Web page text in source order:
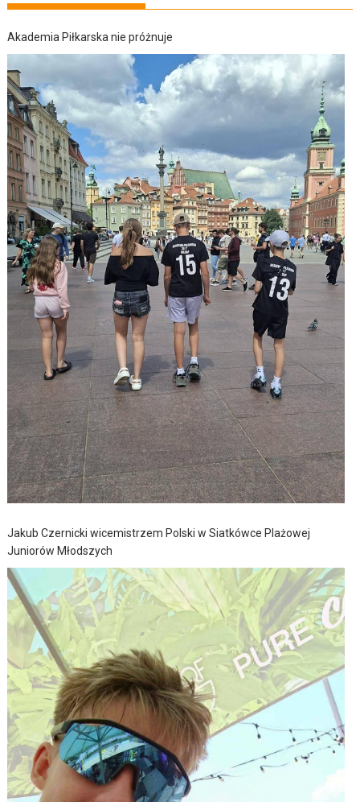
Akademia Piłkarska nie próżnuje
Jakub Czernicki wicemistrzem Polski w Siatkówce Plażowej
Juniorów Młodszych